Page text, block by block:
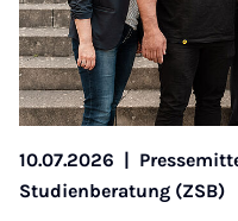
10.07.2026 |
Studienberatung (ZSB)